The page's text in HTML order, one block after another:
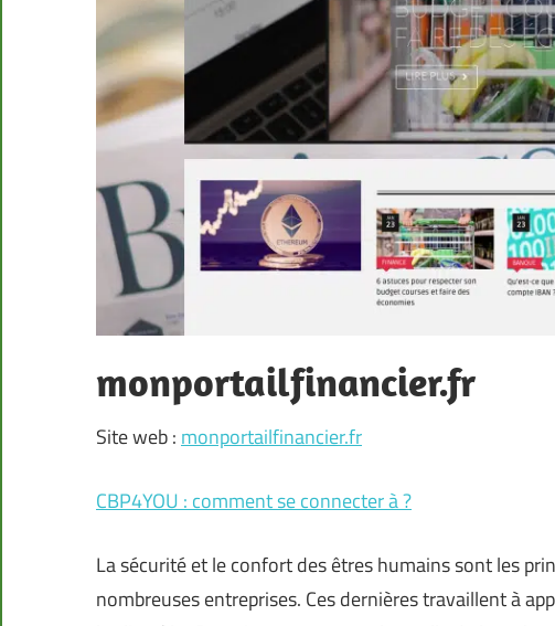
monportailfinancier.fr
Site web :monportailfinancier.fr
CBP4YOU : comment se connecter à ?
La sécurité et le confort des êtres humains sont les
nombreuses entreprises. Ces dernières travaillent à